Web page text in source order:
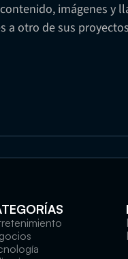
imágenes y
a otro de sus